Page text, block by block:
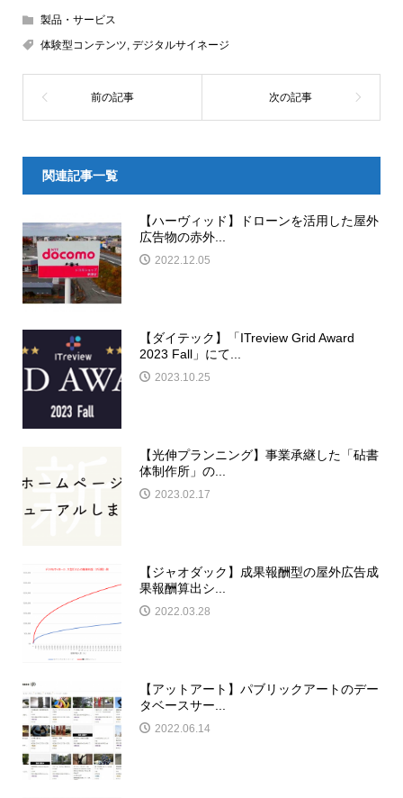
製品・サービス
体験型コンテンツ, デジタルサイネージ
関連記事一覧
【ハーヴィッド】ドローンを活用した屋外
広告物の赤外...
2022.12.05
【ダイテック】「ITreview Grid Award
2023 Fall」にて...
2023.10.25
【光伸プランニング】事業承継した「砧書
体制作所」の...
2023.02.17
【ジャオダック】成果報酬型の屋外広告成
果報酬算出シ...
2022.03.28
【アットアート】パブリックアートのデー
タベースサー...
2022.06.14